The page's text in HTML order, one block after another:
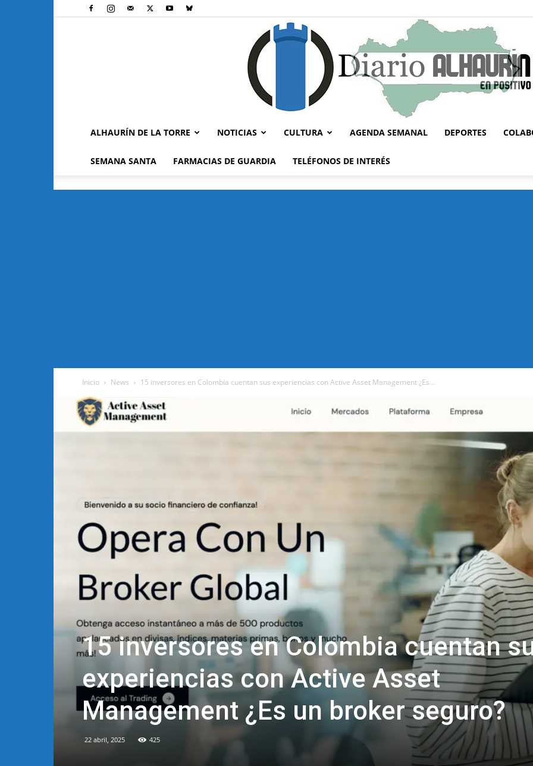
ALHAURÍN DE LA TORRE NOTICIAS CULTURA AGENDA SEMANAL DEPORTES
SEMANA SANTA FARMACIAS DE GUARDIA TELÉFONOS DE INTERÉS
Inicio News 15 inversores en Colombia cuentan sus experiencias con Active Asset Management ¿Es...
15 inversores en Colombia cuentan
experiencias con Active Asset
Management ¿Es un broker seguro?
22 abril, 2025 425